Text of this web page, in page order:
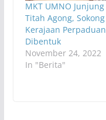
MKT UMNO Junjung
Titah Agong, Sokong
Kerajaan Perpaduan
Dibentuk
November 24, 2022
In "Berita"